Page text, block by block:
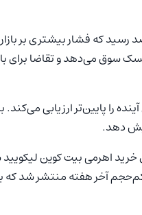
اوراق خزانه‌داری ۱۰ ساله آمریکا به بالای ۴,۵۵ درصد
سوق می‌دهد و تقاضا برای
را پایین‌تر ارزیابی
دهد.
دلار از موقعیت‌های خرید اهرمی
آخر هفته منتشر شد که به